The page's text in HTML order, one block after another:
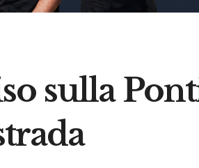
sulla